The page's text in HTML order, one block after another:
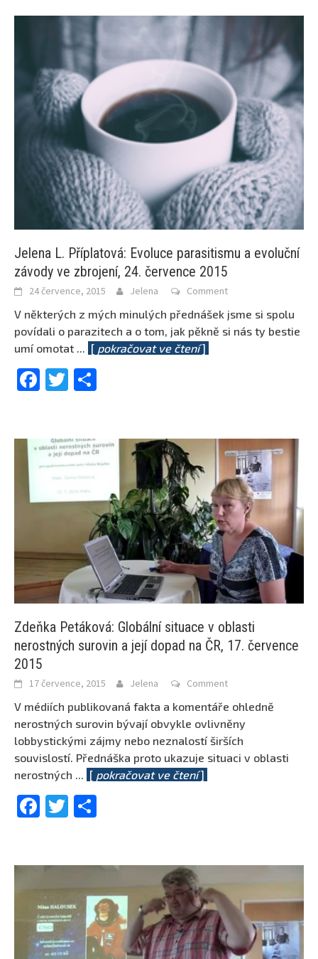
Jelena L. Příplatová: Evoluce parasitismu a evoluční
závody ve zbrojení, 24. července 2015
24 července, 2015 Jelena Comment
V některých z mých minulých přednášek jsme si spolu
povídali o parazitech a o tom, jak pěkně si nás ty bestie
umí omotat
[ pokračovat ve čtení]
Facebook
Twitter
Zdeňka Petáková: Globální situace v oblasti
nerostných surovin a její dopad na ČR, 17. července
2015
17 července, 2015 Jelena Comment
V médiích publikovaná fakta a komentáře ohledně
nerostných surovin bývají obvykle ovlivněny
lobbystickými zájmy nebo neznalostí širších
souvislostí. Přednáška proto ukazuje situaci v oblasti
nerostných
[ pokračovat ve čtení]
Facebook
Twitter